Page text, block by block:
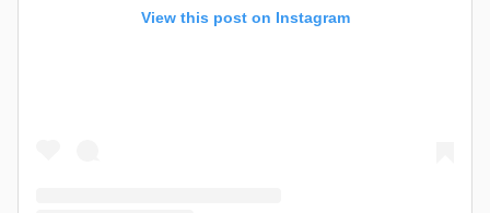
View this post on Instagram